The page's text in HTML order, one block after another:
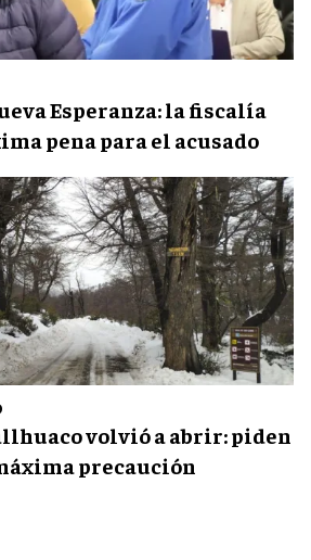
Esperanza: la fiscalía
pena para el acusado
volvió a abrir: piden
precaución